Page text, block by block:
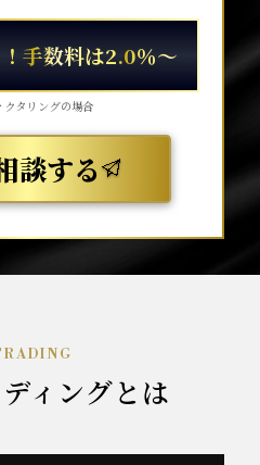
手数料は2.0％～
タリングの場合
談する
ィングとは